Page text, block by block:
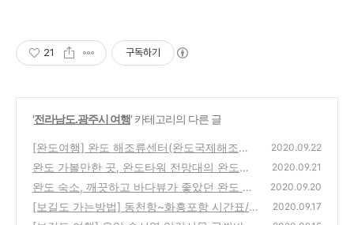
21 구독하기
'전라남도.광주시 여행' 카테고리의 다른 글
[완도여행] 완도 해조류센터(완도국제해조류
박람회)와 완도해변공원 풍경
(54)
2020.09.22
완도 가볼만한 곳, 완도타워 전망대의 완도야
경
(50)
2020.09.21
완도 숙소, 깨끗하고 바다뷰가 좋았던 완도 베
니스모텔
(50)
2020.09.20
[보길도 가는방법] 동천항~화흥포항 시간표/
2020.09.17